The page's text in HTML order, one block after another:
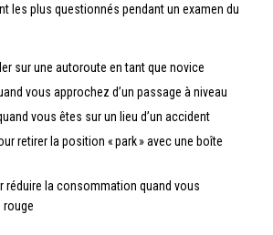
les plus questionnés pendant un examen du
sur une autoroute en tant que novice
vous approchez d’un passage à niveau
vous êtes sur un lieu d’un accident
retirer la position « park » avec une boîte
réduire la consommation quand vous
rouge